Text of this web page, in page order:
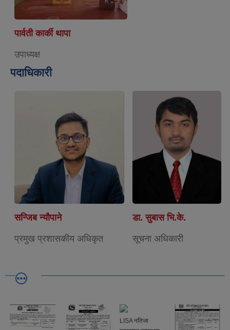
पार्वती कार्की थापा
उपाध्यक्ष
पदाधिकारी
सन्जिब न्यौपाने
प्रमुख प्रशासकीय अधिकृत
डा. सुबास भि.के.
सूचना अधिकारी
LISA नतिजा